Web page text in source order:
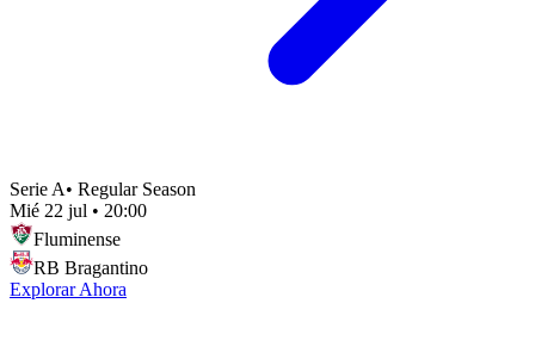
Serie A• Regular Season
Mié 22 jul • 20:00
Fluminense
RB Bragantino
Explorar Ahora